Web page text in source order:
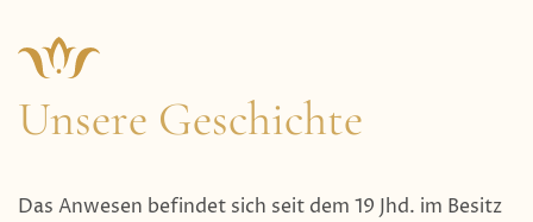
Unsere Geschichte
Das Anwesen befindet sich seit dem 19 Jhd. im Besitz